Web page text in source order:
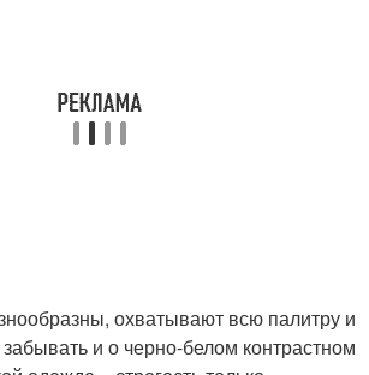
охватывают всю палитру и
и о черно-белом контрастном